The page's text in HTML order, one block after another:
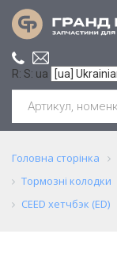
R: S: ua
Головна сторінка
Тормозні колодки
CEED хетчбэк (ED)